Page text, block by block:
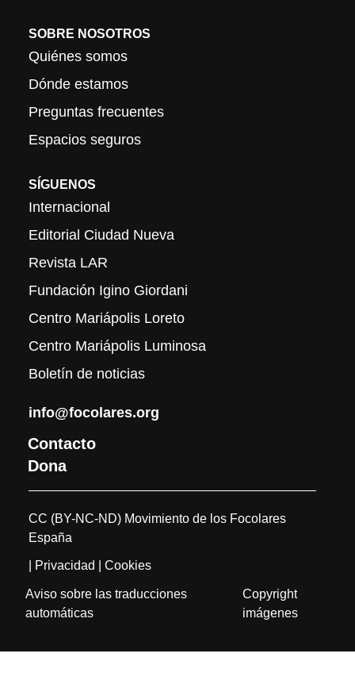
SOBRE NOSOTROS
Quiénes somos
Dónde estamos
Preguntas frecuentes
Espacios seguros
SÍGUENOS
Internacional
Editorial Ciudad Nueva
Revista LAR
Fundación Igino Giordani
Centro Mariápolis Loreto
Centro Mariápolis Luminosa
Boletín de noticias
info@focolares.org
Contacto
Dona
CC (BY-NC-ND) Movimiento de los Focolares
España
| Privacidad | Cookies
Aviso sobre las traducciones
automáticas
Copyright
imágenes